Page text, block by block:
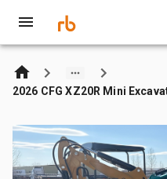
2026 CFG XZ20R Mini